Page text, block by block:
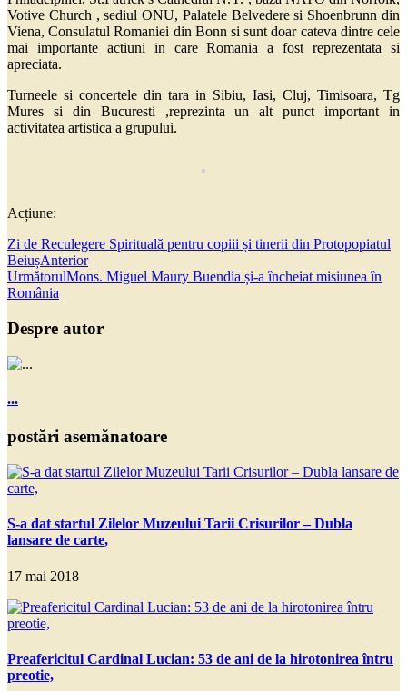
Votive Church , sediul ONU, Palatele Belvedere si Shoenbrunn din
Viena, Consulatul Romaniei din Bonn si sunt doar cateva dintre cele
mai importante actiuni in care Romania a fost reprezentata si
apreciata.
Turneele si concertele din tara in Sibiu, Iasi, Cluj, Timisoara, Tg
Mures si din Bucuresti ,reprezinta un alt punct important in
activitatea artistica a grupului.
Acțiune:
Zi de Reculegere Spirituală pentru copiii și tinerii din Protopopiatul
BeiușAnterior
UrmătorulMons. Miguel Maury Buendía și-a încheiat misiunea în
România
Despre autor
...
postări asemănatoare
S-a dat startul Zilelor Muzeului Tarii Crisurilor – Dubla
lansare de carte,
17 mai 2018
Preafericitul Cardinal Lucian: 53 de ani de la hirotonirea întru
preotie,